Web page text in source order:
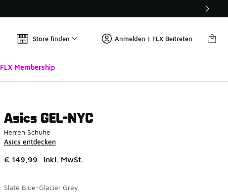
Store finden Anmelden | FLX Beitreten
FLX Membership
Asics GEL-NYC
Herren Schuhe
Asics entdecken
€ 149,99 inkl. MwSt.
Slate Blue-Glacier Grey